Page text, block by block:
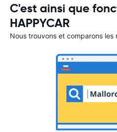
C'est ainsi que
HAPPYCAR
Nous trouvons et comparons les